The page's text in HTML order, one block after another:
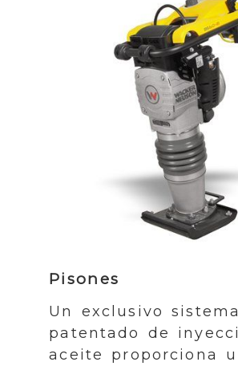
Pisones
Un exclusivo sistema
patentado de
aceite proporciona